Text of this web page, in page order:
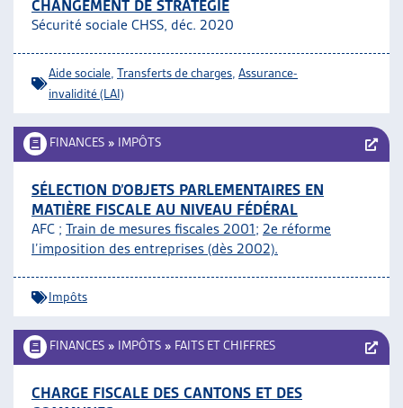
CHANGEMENT DE STRATÉGIE
Sécurité sociale CHSS, déc. 2020
Aide sociale Transferts de charges Assurance-
invalidité (LAI)
FINANCES » IMPÔTS
SÉLECTION D’OBJETS PARLEMENTAIRES EN
MATIÈRE FISCALE AU NIVEAU FÉDÉRAL
AFC ; Train de mesures fiscales 2001; 2e réforme
l’imposition des entreprises (dès 2002).
Impôts
FINANCES » IMPÔTS » FAITS ET CHIFFRES
CHARGE FISCALE DES CANTONS ET DES